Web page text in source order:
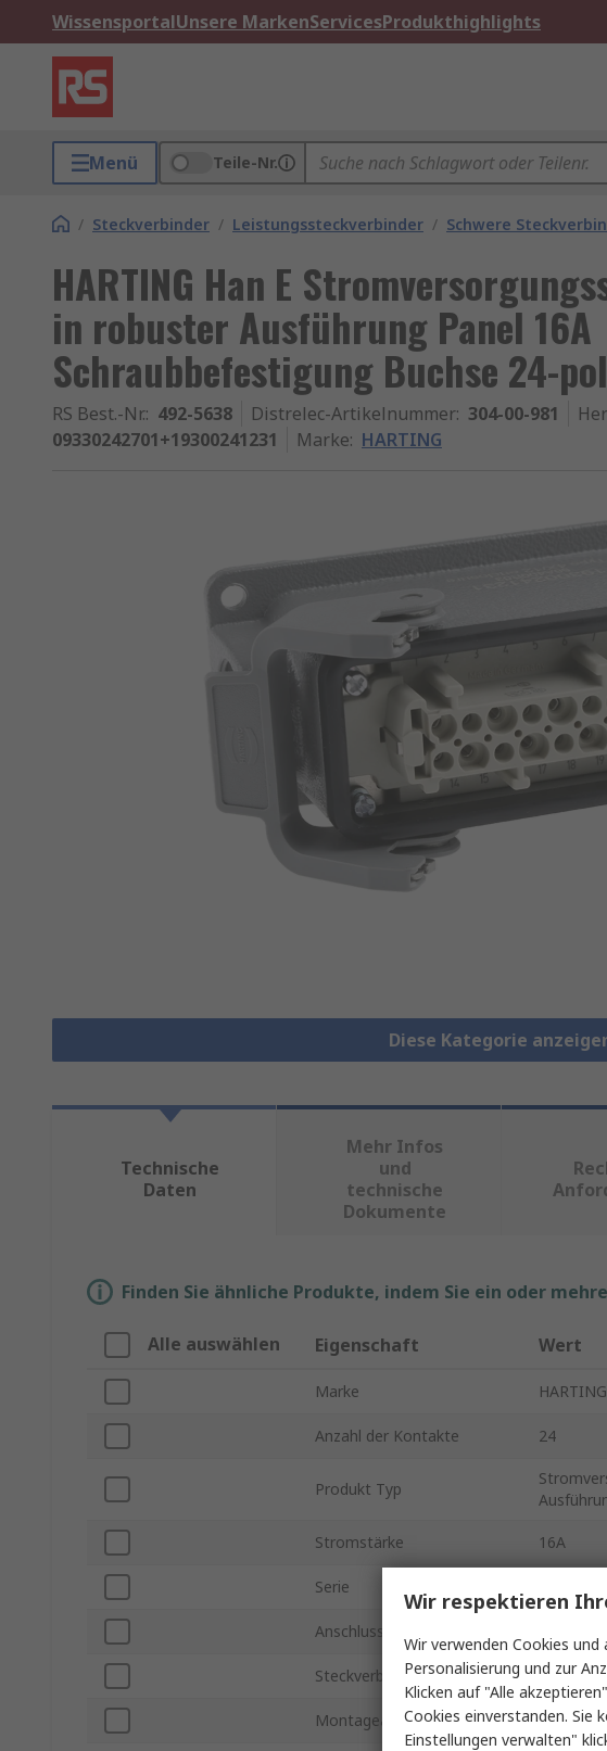
WissensportalUnsere MarkenServicesProdukthighlights
Menü Teile-Nr.
/ Steckverbinder / Leistungssteckverbinder / Schwere
HARTING Han E
in robuster Ausführung Panel 16A
Schraubbefestigung Buchse 24-
RS Best.-Nr.: 492-5638 Distrelec-Artikelnummer: 304-00-981
09330242701+19300241231
Marke: HARTING
Diese Kategorie
Technische
Daten
Mehr Infos
und
technische
Dokumente
Finden Sie ähnliche Produkte, indem Sie ein oder
Alle auswählen Eigenschaft Wert
Marke HARTING
Anzahl der Kontakte 24
Produkt Typ
Stromstärke 16A
Serie
Anschlusstyp
Steckverbinder Gender Buchse
Montageart Panel
Wir respektieren
Wir verwenden Cookies
Personalisierung und zur
Klicken auf "Alle
Cookies einverstanden. Sie
Einstellungen verwalten"